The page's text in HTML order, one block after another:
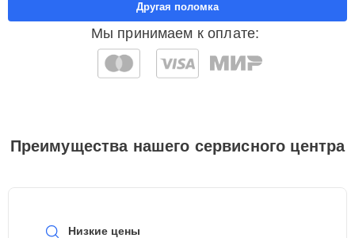
Мы принимаем к оплате:
Другая поломка
Преимущества нашего сервисного центра
Низкие цены